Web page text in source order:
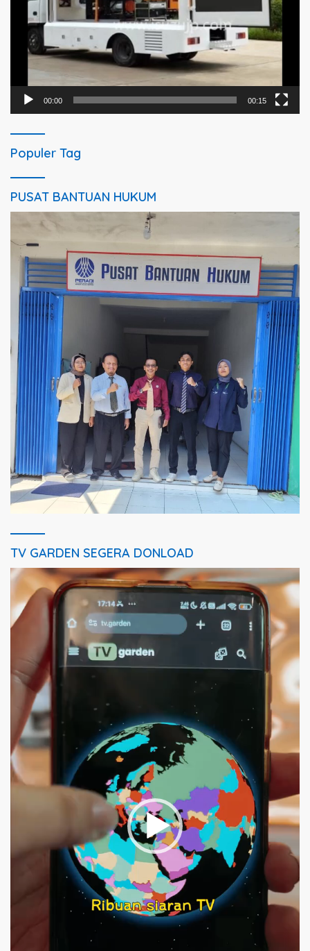
00:00 00:15
Populer Tag
PUSAT BANTUAN HUKUM
TV GARDEN SEGERA DONLOAD
Pemutar
Video